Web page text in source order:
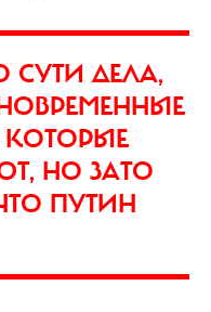
ДЕЛА,
КОТОРЫЕ
НО ЗАТО
ПУТИН